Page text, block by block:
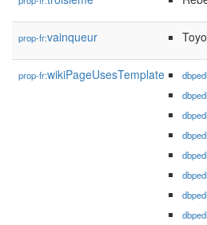
prop-fr:vainqueur
prop-fr:wikiPageUsesTemplate